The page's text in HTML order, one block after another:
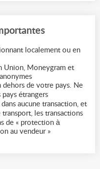
localement ou en
Union, Moneygram et
dehors de votre pays. Ne
pays étrangers
aucune transaction, et
transport, les transactions
de « protection à
au vendeur »